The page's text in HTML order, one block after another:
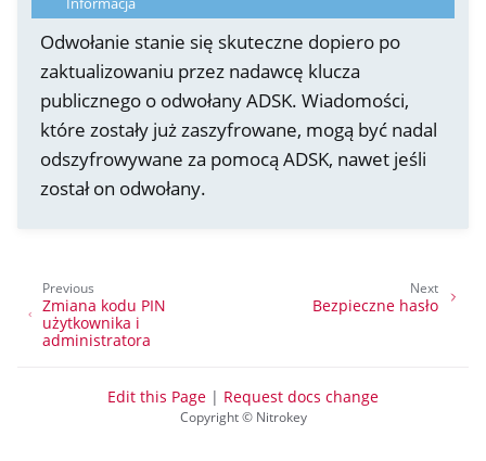
Odwołanie stanie się skuteczne dopiero po
zaktualizowaniu przez nadawcę klucza
publicznego o odwołany ADSK. Wiadomości,
które zostały już zaszyfrowane, mogą być nadal
odszyfrowywane za pomocą ADSK, nawet jeśli
został on odwołany.
Next
Bezpieczne hasło
Previous
Zmiana kodu PIN
użytkownika i
administratora
Copyright © Nitrokey
Edit this Page | Request docs change